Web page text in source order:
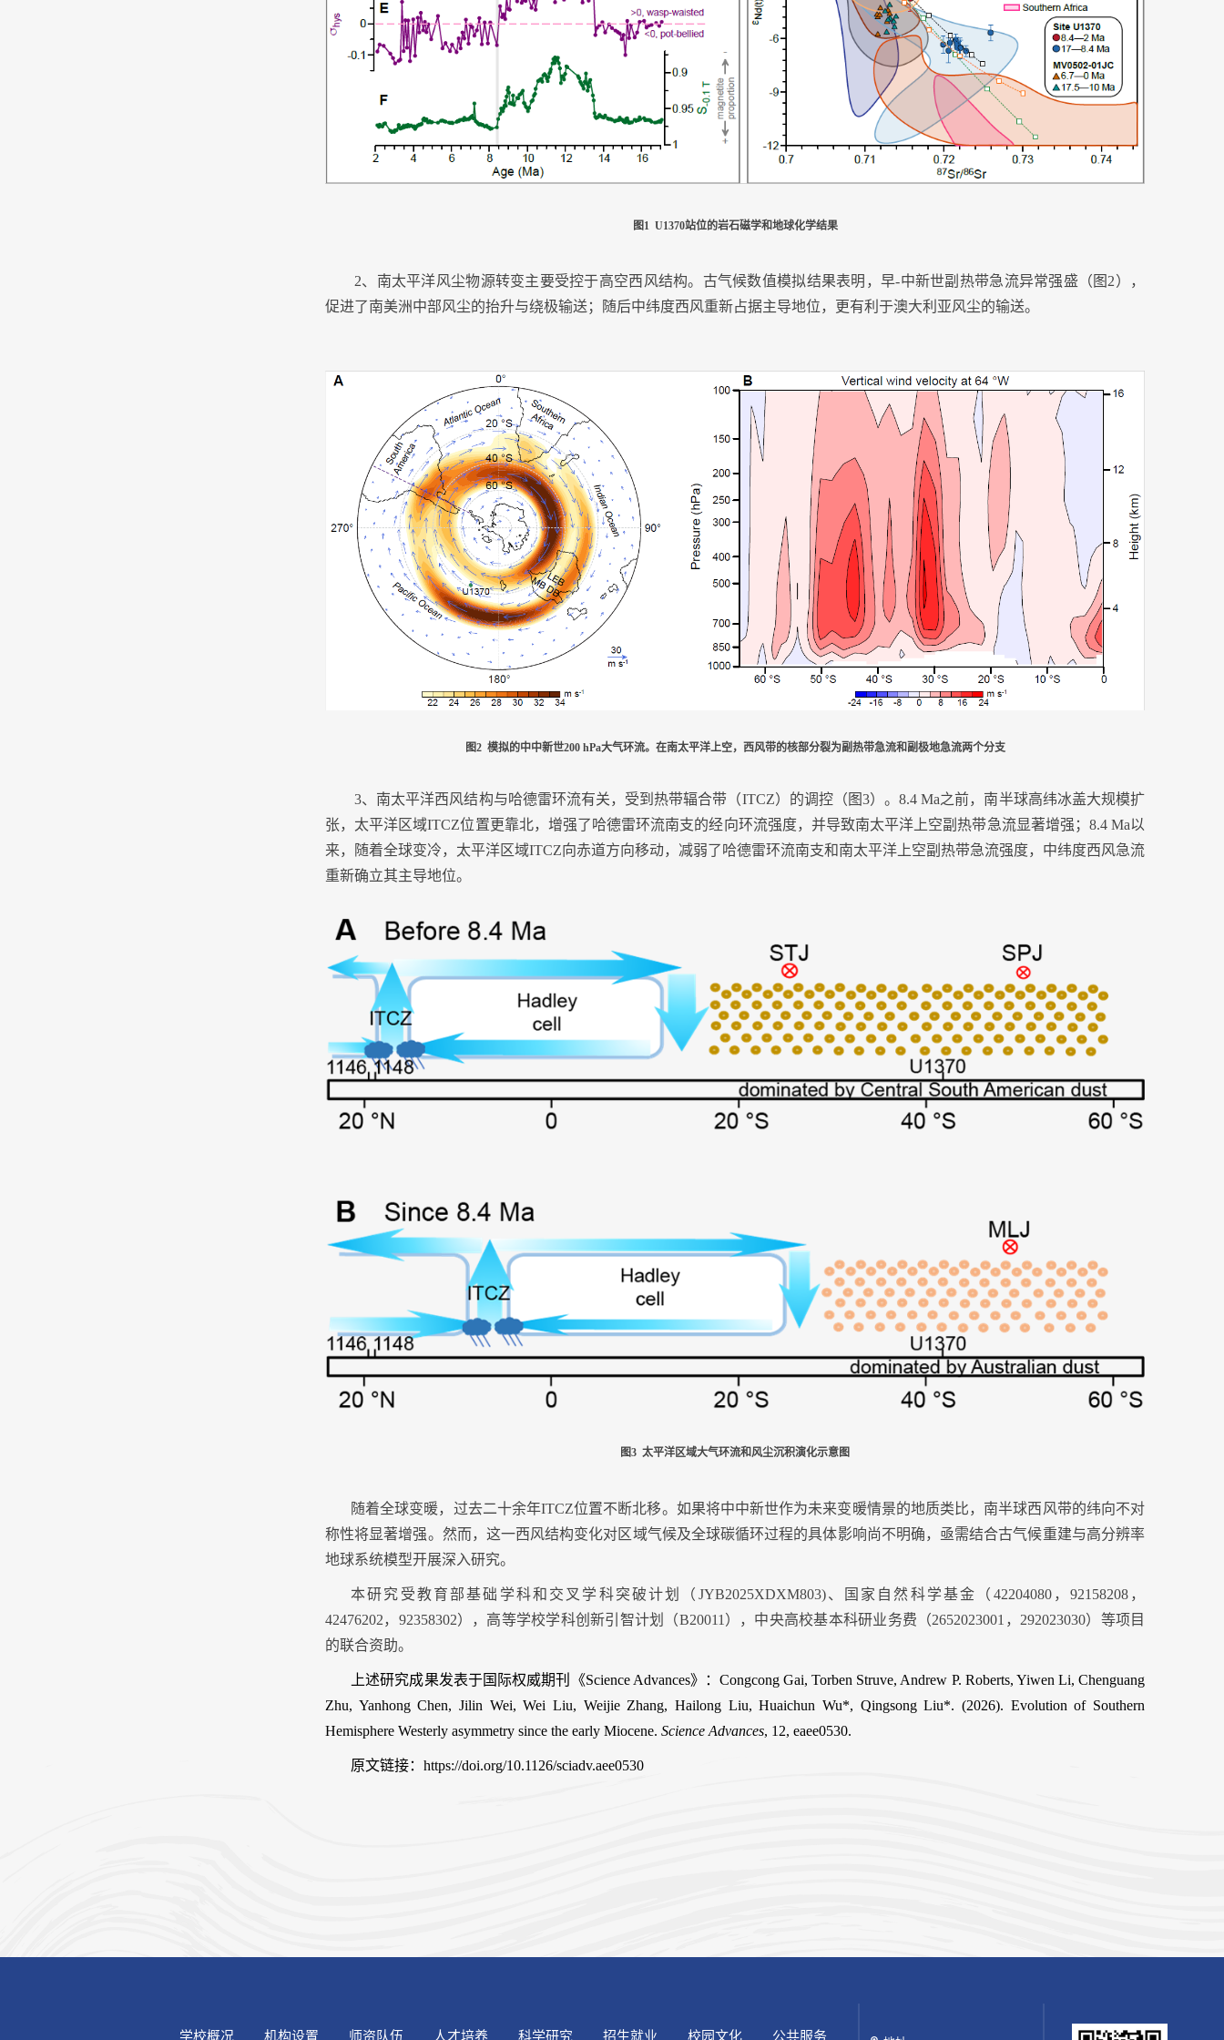
图 1 U1370站位的岩石磁学和地球化学结果
2、南太平洋风尘物源转变主要受控于高空西风结构。古气候数值模拟结果表明，早-中新世副热带急流异常强盛（图 2），
促进了南美洲中部风尘的抬升与绕极输送；随后中纬度西风重新占据主导地位，更有利于澳大利亚风尘的输送。
图2 模拟的中中新世200 hPa大气环流。在南太平洋上空，西风带的核部分裂为副热带急流和副极地急流两个分支
3、南太平洋西风结构与哈德雷环流有关，受到热带辐合带（ITCZ）的调控（图3）。8.4 Ma之前，南半球高纬冰盖大规模扩
张，太平洋区域ITCZ位置更靠北，增强了哈德雷环流南支的经向环流强度，并导致南太平洋上空副热带急流显著增强； 8.4 Ma以
来，随着全球变冷，太平洋区域ITCZ向赤道方向移动，减弱了哈德雷环流南支和南太平洋上空副热带急流强度，中纬度西风急流
重新确立其主导地位。
图3 太平洋区域大气环流和风尘沉积演化示意图
随着全球变暖，过去二十余年ITCZ位置不断北移。如果将中中新世作为未来变暖情景的地质类比，南半球西风带的纬向不对
称性将显著增强。然而，这一西风结构变化对区域气候及全球碳循环过程的具体影响尚不明确，亟需结合古气候重建与高分辨率
地球系统模型开展深入研究。
本研究受教育部基础学科和交叉学科突破计划 （ JYB2025XDXM803)、国家自然科学基金（ 42204080， 92158208，
42476202， 92358302），高等学校学科创新引智计划（B20011 ），中央高校基本科研业务费（2652023001 ， 292023030）等项目
的联合资助。
上述研究成果发表于国际权威期刊《Science Advances》：Congcong Gai, Torben Struve, Andrew P. Roberts, Yiwen Li, Chenguang
Zhu, Yanhong Chen, Jilin Wei, Wei Liu, Weijie Zhang, Hailong Liu, Huaichun Wu*, Qingsong Liu*. (2026). Evolution of Southern
Hemisphere Westerly asymmetry since the early Miocene. Science Advances, 12, eaee0530.
原文链接： https://doi.org/10.1126/sciadv.aee0530
学校概况 机构设置 师资队伍 人才培养 科学研究 招生就业 校园文化 公共服务